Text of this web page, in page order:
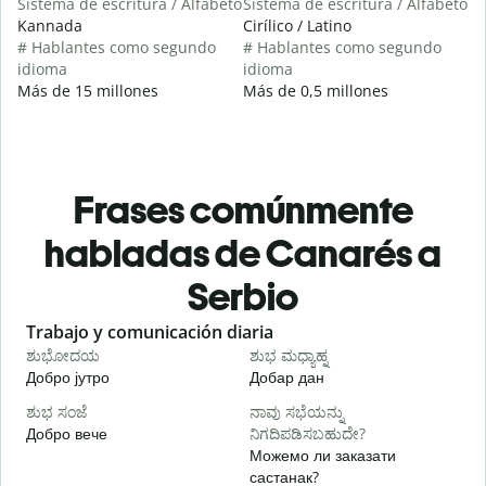
Kannada
# Hablantes como segundo
idioma
Más de 15 millones
Cirílico / Latino
# Hablantes como segundo
idioma
Más de 0,5 millones
Frases comúnmente
habladas de Canarés a
Serbio
Slide 1 of 6
Trabajo y comunicación diaria
ಶುಭೋದಯ
Добро јутро
ಶುಭ ಮಧ್ಯಾಹ್ನ
Добар дан
ಶುಭ ಸಂಜೆ
Добро вече
ನಾವು ಸಭೆಯನ್ನು
ನಿಗದಿಪಡಿಸಬಹುದೇ?
Можемо ли заказати
састанак?